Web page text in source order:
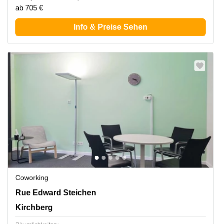
ab 705 €
Info & Preise Sehen
Coworking
2 Rue Edward Steichen,1<sup>er</sup> étage de
Rue Edward Steichen
Kirchberg